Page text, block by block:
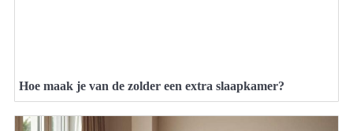
Hoe maak je van de zolder een extra slaapkamer?